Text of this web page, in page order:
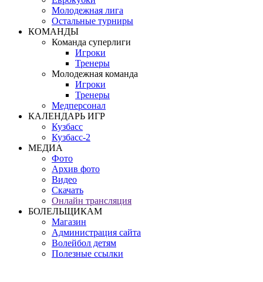
Молодежная лига
Остальные турниры
КОМАНДЫ
Команда суперлиги
Игроки
Тренеры
Молодежная команда
Игроки
Тренеры
Медперсонал
КАЛЕНДАРЬ ИГР
Кузбасс
Кузбасс-2
МЕДИА
Фото
Архив фото
Видео
Скачать
Онлайн трансляция
БОЛЕЛЬЩИКАМ
Магазин
Администрация сайта
Волейбол детям
Полезные ссылки